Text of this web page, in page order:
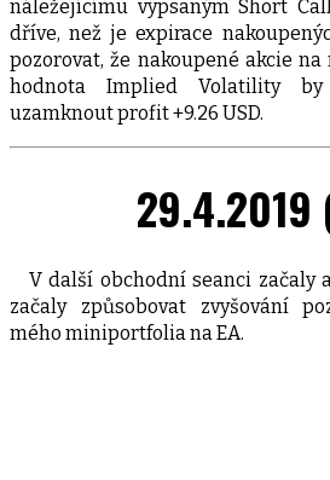
náležejícímu vypsaným Short
dříve, než je expirace
pozorovat, že nakoupené akcie
hodnota Implied Volatility
uzamknout profit +9.26 USD.
29.4.2019
V další obchodní seanci začaly
začaly způsobovat zvyšování
mého miniportfolia na EA.